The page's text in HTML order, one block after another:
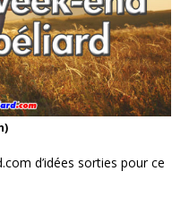
d’idées sorties pour ce